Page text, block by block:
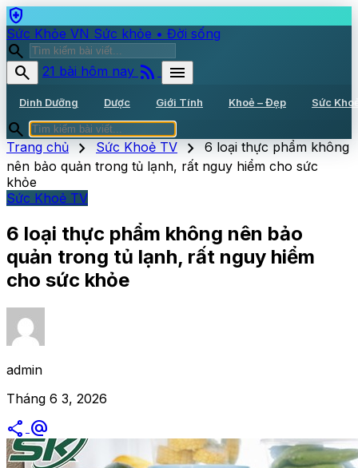
health_and_safety
Sức Khỏe VN Sức khỏe • Đời sống
search
search
21 bài hôm nay rss_feed menu
Dinh Dưỡng Dược Giới Tính Khoẻ – Đẹp Sức
search
Trang chủ chevron_right Sức Khoẻ TV chevron_right 6 loại thực phẩm không
nên bảo quản trong tủ lạnh, rất nguy hiểm cho sức
khỏe
Sức Khoẻ TV
6 loại thực phẩm không nên bảo
quản trong tủ lạnh, rất nguy hiểm
cho sức khỏe
admin
Tháng 6 3, 2026
share alternate_email